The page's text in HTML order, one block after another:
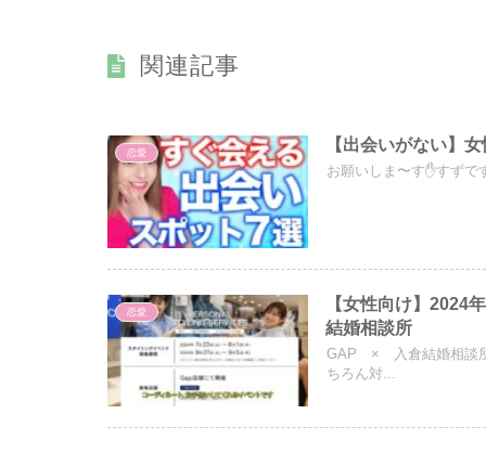
関連記事
恋愛 【出会いがない】
お願いしま〜す✋すず
恋愛
【女性向け】2024
結婚相談所
GAP × 入倉結婚相談所
ちろん対...